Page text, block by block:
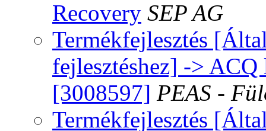
Recovery SEP AG
Termékfejlesztés
fejlesztéshez] ->
[3008597] PEAS -
Termékfejlesztés